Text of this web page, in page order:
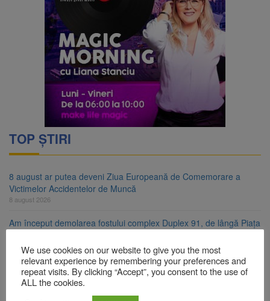
TOP ȘTIRI
8 august ar putea deveni Ziua Europeană de Comemorare a
Victimelor Accidentelor de Muncă
8 august 2026
Am început demolarea fostului complex Duplex 91, de lângă Piața
8 august 2026
Ungaria renunță la apelul pentru reducerea consumului de
energie. Nivelul Dunării a început să crească
We use cookies on our website to give you the most
relevant experience by remembering your preferences and
repeat visits. By clicking “Accept”, you consent to the use of
ALL the cookies.